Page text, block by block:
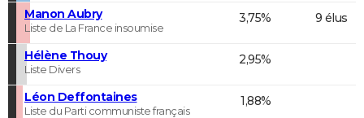
Manon Aubry
Liste de La France insoumise
3,75% 9 élus
Hélène Thouy
Liste Divers
2,95%
Léon Deffontaines
Liste du Parti communiste français
1,88%